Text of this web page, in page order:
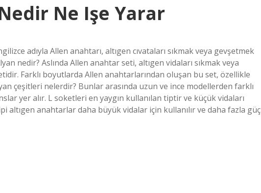
Ne Işe Yarar
adıyla Allen anahtarı, altıgen cıvataları sıkmak veya gevşetmek
nedir? Aslında Allen anahtar seti, altıgen vidaları sıkmak veya
Farklı boyutlarda Allen anahtarlarından oluşan bu set, özellikle
çeşitleri nelerdir? Bunlar arasında uzun ve ince modellerden farklı
yer alır. L soketleri en yaygın kullanılan tiptir ve küçük vidaları
altıgen anahtarlar daha büyük vidalar için kullanılır ve daha fazla güç